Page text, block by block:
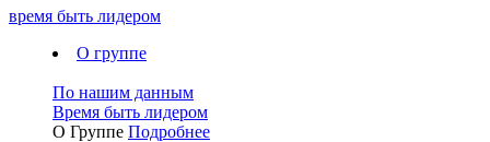
время быть лидером
О группе
По нашим данным
Время быть лидером
О Группе Подробнее